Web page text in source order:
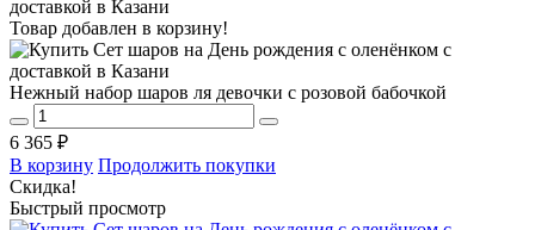
Товар добавлен в корзину!
Нежный набор шаров ля девочки с розовой бабочкой
6 365 ₽
В корзину Продолжить покупки
Скидка!
Быстрый просмотр